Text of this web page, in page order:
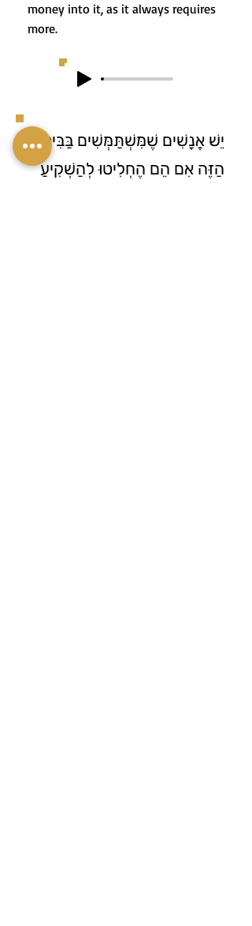
money into it, as it always requires
more.
יֵשׁ אֲנָשִׁים שֶׁמִּשְׁתַּמְּשִׁים בַּבִּיטּוּי
הַזֶּה אִם הֵם הֶחְלִיטוּ לְהַשְׁקִיעַ